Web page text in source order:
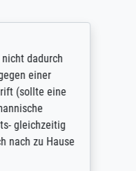
dadurch
einer
(sollte eine
gleichzeitig
nach zu Hause